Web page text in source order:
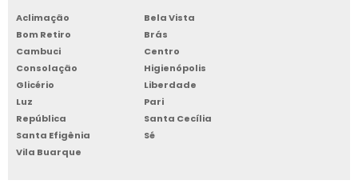
VENDA DE ESTANTE DE AÇO OSASCO
ARMÁRIO DE AÇO DE ESCRITÓRIO SÃO JOSÉ DOS CAMPOS
ARMÁRIO DE AÇO 4 PORTAS OSASCO
Aclimação
Bela Vista
Bom Retiro
Brás
Cambuci
Centro
Consolação
Higienópolis
Glicério
Liberdade
Luz
Pari
República
Santa Cecília
Santa Efigênia
Sé
Vila Buarque